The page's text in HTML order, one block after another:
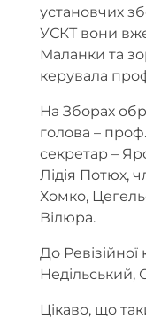
установчих
УСКТ вони
Маланки та
керувала
На Зборах
голова –
секретар –
Лідія Потюх,
Хомко,
Вілюра.
До Ревізійної
Недільський,
Цікаво, що